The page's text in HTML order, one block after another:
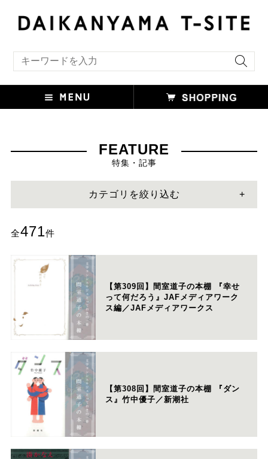
FEATURE
特集・記事
カテゴリを絞り込む
全471件
【第309回】間室道子の本棚 『幸せ
って何だろう』JAFメディアワーク
ス編／JAFメディアワークス
【第308回】間室道子の本棚 『ダン
ス』竹中優子／新潮社